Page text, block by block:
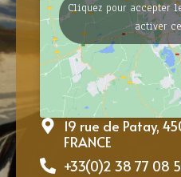
Cliquez pour accepter
activer
19 rue de Patay,
FRANCE
+33(0)2 38 77 08